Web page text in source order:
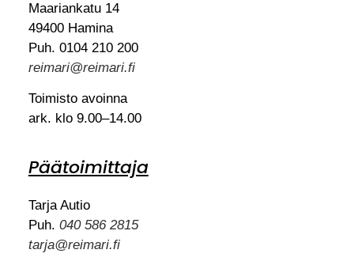
Maariankatu 14
49400 Hamina
Puh. 0104 210 200
reimari@reimari.fi
Toimisto avoinna
ark. klo 9.00–14.00
Päätoimittaja
Tarja Autio
Puh. 040 586 2815
tarja@reimari.fi